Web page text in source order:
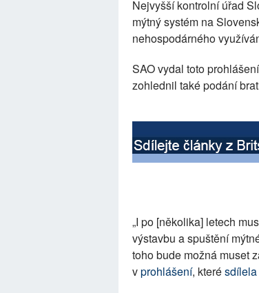
Nejvyšší kontrolní úřad
mýtný systém na
nehospodárného
SAO vydal toto
zohlednil také podání
„I po [několika] letech
výstavbu a spuštění
toho bude možná muset
vprohlášení, kterésdílela